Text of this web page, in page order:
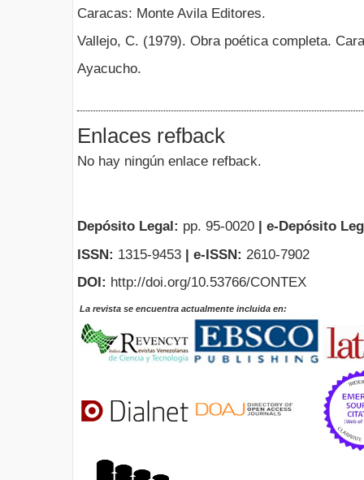
Caracas: Monte Avila Editores.
Vallejo, C. (1979). Obra poética completa.
Ayacucho.
Enlaces refback
No hay ningún enlace refback.
Depósito Legal: pp. 95-0020
e-Depósito
ISSN: 1315-9453 | e-ISSN: 2610-7902
DOI: http://doi.org/10.53766/CONTEX
La revista se encuentra actualmente incluida en: